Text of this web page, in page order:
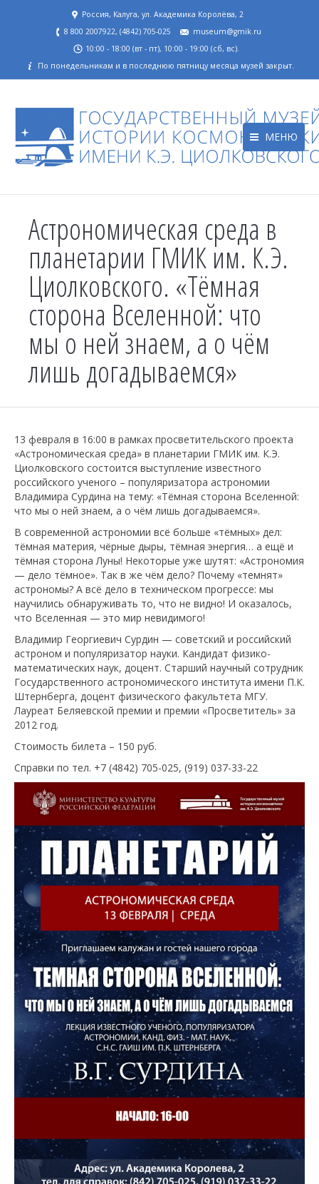
Россия, Калуга, ул. Академика Королёва, 2
8 800 2007922, (4842) 705-025
museum@gmik.ru
10:00 - 18:00 (вт - пт), 10:00 - 19:00 (сб, вс).
По понедельникам и в последнюю пятницу месяца музей закрыт.
МЕНЮ
Астрономическая среда в
планетарии ГМИК им. К.Э.
Циолковского. «Тёмная
сторона Вселенной: что
мы о ней знаем, а о чём
лишь догадываемся»
13 февраля в 16:00 в рамках просветительского проекта
«Астрономическая среда» в планетарии ГМИК им. К.Э.
Циолковского состоится выступление известного
российского ученого – популяризатора астрономии
Владимира Сурдина на тему: «Тёмная сторона Вселенной:
что мы о ней знаем, а о чём лишь догадываемся».
В современной астрономии всё больше «тёмных» дел:
тёмная материя, чёрные дыры, тёмная энергия… а ещё и
тёмная сторона Луны! Некоторые уже шутят: «Астрономия
— дело тёмное». Так в же чём дело? Почему «темнят»
астрономы? А всё дело в техническом прогрессе: мы
научились обнаруживать то, что не видно! И оказалось,
что Вселенная — это мир невидимого!
Владимир Георгиевич Сурдин — советский и российский
астроном и популяризатор науки. Кандидат физико-
математических наук, доцент. Старший научный сотрудник
Государственного астрономического института имени П.К.
Штернберга, доцент физического факультета МГУ.
Лауреат Беляевской премии и премии «Просветитель» за
2012 год.
Стоимость билета – 150 руб.
Справки по тел. +7 (4842) 705-025, (919) 037-33-22